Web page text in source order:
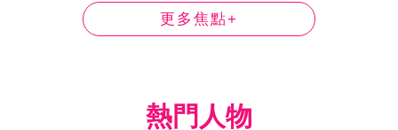
更多焦點+
熱門人物